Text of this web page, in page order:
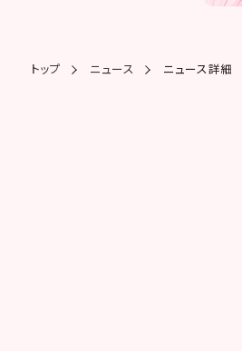
トップ ニュース ニュース詳細